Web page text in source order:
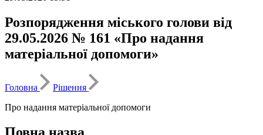
Розпорядження міського голови від
29.05.2026 № 161 «Про надання
матеріальної допомоги»
Головна
Рішення
Про надання матеріальної допомоги